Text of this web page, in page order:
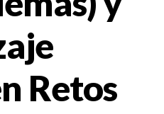
Retos